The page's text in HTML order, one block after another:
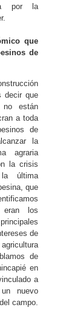
por la
que
de
decir que
no están
a toda
de
la
agraria
la crisis
la última
que
eran los
de
de
en
a
nuevo
campo.